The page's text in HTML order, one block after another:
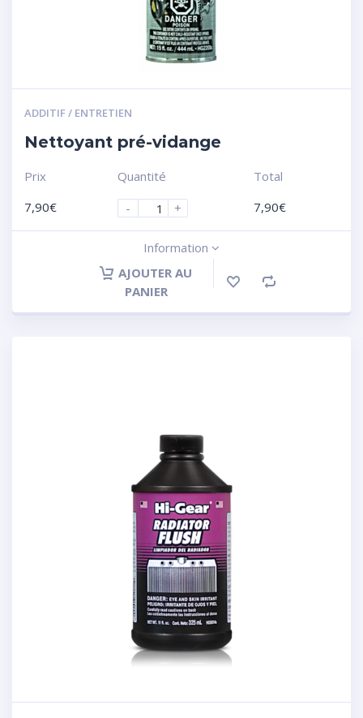
ADDITIF / ENTRETIEN
Nettoyant pré-vidange
Prix
7,90€
Quantité
-
+
Total
7,90€
Information
AJOUTER AU
PANIER